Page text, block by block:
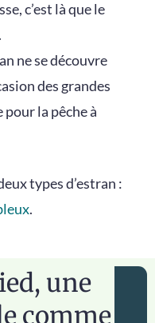
c’est là que le
ne se découvre
des grandes
pour la pêche à
types d’estran :
.
une
comme